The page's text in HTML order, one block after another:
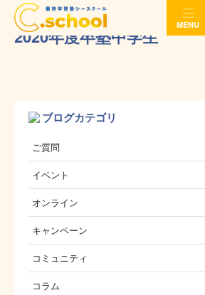
MENU
2020年度卒塾中学生
ブログカテゴリ
ご質問
イベント
オンライン
キャンペーン
コミュニティ
コラム